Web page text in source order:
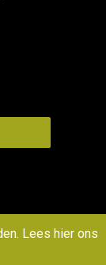
Lees hier ons